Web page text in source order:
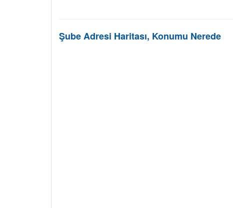
Şube Adresi Haritası, Konumu Nerede